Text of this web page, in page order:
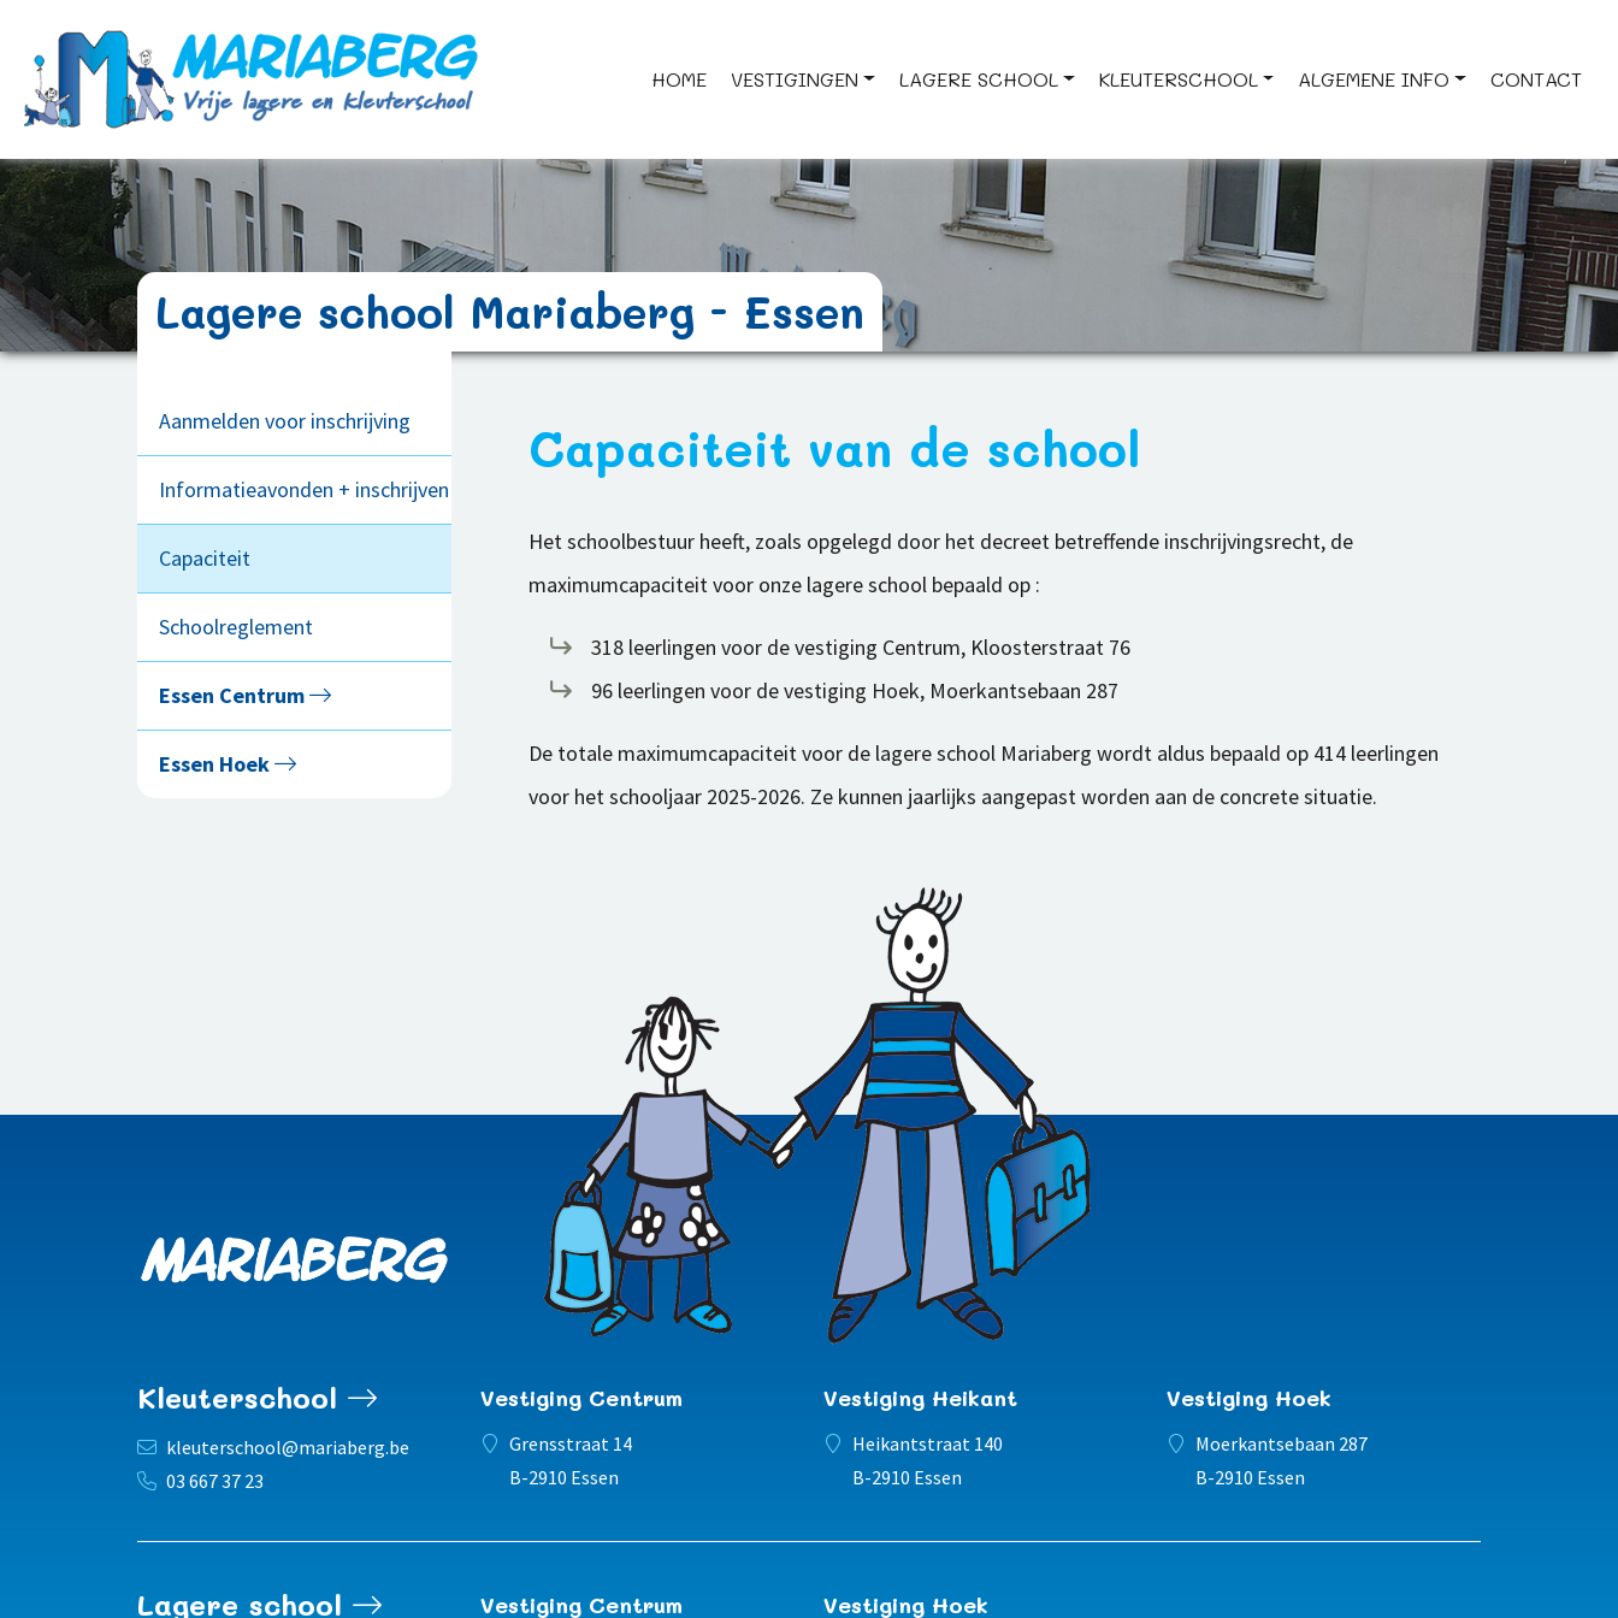
HOME VESTIGINGEN LAGERE SCHOOL KLEUTERSCHOOL ALGEMENE INFO CONTACT
Lagere school Mariaberg - Essen
Aanmelden voor inschrijving
Informatieavonden + inschrijven
Capaciteit
Schoolreglement
Essen Centrum
Essen Hoek
Capaciteit van de school
Het schoolbestuur heeft, zoals opgelegd door het decreet betreffende inschrijvingsrecht, de
maximumcapaciteit voor onze lagere school bepaald op :
318 leerlingen voor de vestiging Centrum, Kloosterstraat 76
96 leerlingen voor de vestiging Hoek, Moerkantsebaan 287
De totale maximumcapaciteit voor de lagere school Mariaberg wordt aldus bepaald op 414 leerlingen
voor het schooljaar 2025-2026. Ze kunnen jaarlijks aangepast worden aan de concrete situatie.
Kleuterschool
kleuterschool@mariaberg.be
03 667 37 23
Vestiging Centrum
Grensstraat 14
B-2910 Essen
Vestiging Heikant
Heikantstraat 140
B-2910 Essen
Vestiging Hoek
Moerkantsebaan 287
B-2910 Essen
Lagere school Vestiging Centrum Vestiging Hoek